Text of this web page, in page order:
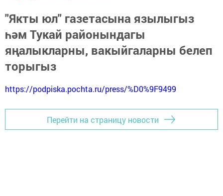
"Якты юл" газетасына язылыгыз
һәм Тукай районындагы
яңалыкларны, вакыйгаларны белеп
торыгыз
https://podpiska.pochta.ru/press/%D0%9F9499
Перейти на страницу новости